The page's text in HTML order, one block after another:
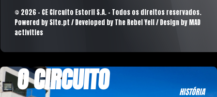
© 2026 - CE Circuito Estoril S.A. - Todos os direitos reservados.
Powered by Site.pt / Developed by The Rebel Yell / Design by MAD
activities
O CIRCUITO
HISTÓRIA